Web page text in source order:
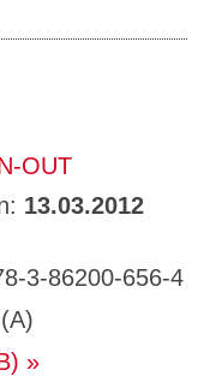
OUT
13.03.2012
3-86200-656-4